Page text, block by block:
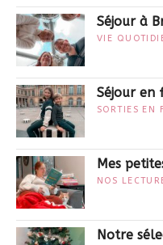
Séjour à
VIE
Séjour en
SORTIES EN
Mes
NOS
Notre